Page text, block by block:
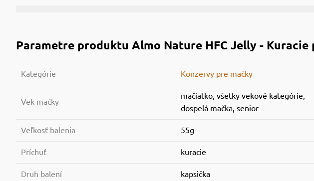
Parametre produktu Almo Nature HFC Jelly - Kuracie
Kategórie Konzervy pre mačky
Vek mačky
mačiatko, všetky vekové kategórie,
dospelá mačka, senior
Veľkosť balenia 55g
Príchuť kuracie
Druh balení kapsička